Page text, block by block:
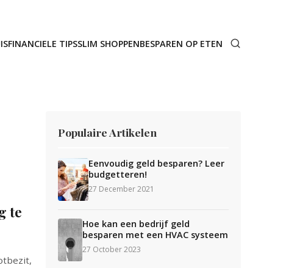
FINANCIELE TIPSSLIM SHOPPENBESPAREN OP ETEN
te
Populaire Artikelen
Eenvoudig geld besparen? Leer
budgetteren!
27 December 2021
Hoe kan een bedrijf geld
besparen met een HVAC systeem
27 October 2023